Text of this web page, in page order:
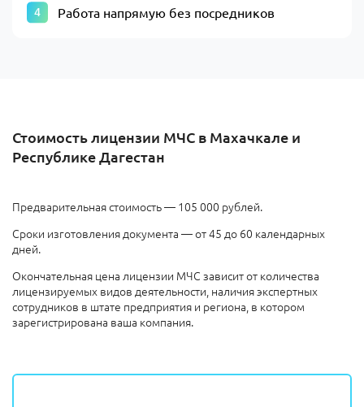
Работа напрямую без посредников
Стоимость лицензии МЧС в Махачкале и
Республике Дагестан
Предварительная стоимость — 105 000 рублей.
Сроки изготовления документа — от 45 до 60 календарных
дней.
Окончательная цена лицензии МЧС зависит от количества
лицензируемых видов деятельности, наличия экспертных
сотрудников в штате предприятия и региона, в котором
зарегистрирована ваша компания.